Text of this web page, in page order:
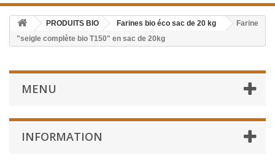
PRODUITS BIO Farines bio éco sac de 20 kg
Farine
"seigle complète bio T150" en sac de 20kg
MENU
INFORMATION